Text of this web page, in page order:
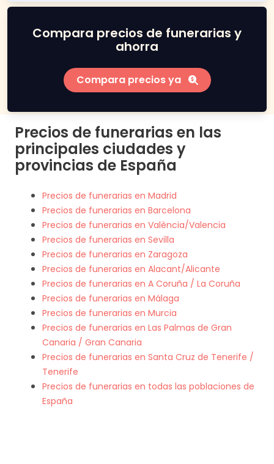
Compara precios de funerarias y
ahorra
Compara precios ya
Precios de funerarias en las
principales ciudades y
provincias de España
Precios de funerarias en Madrid
Precios de funerarias en Barcelona
Precios de funerarias en València/Valencia
Precios de funerarias en Sevilla
Precios de funerarias en Zaragoza
Precios de funerarias en Alacant/Alicante
Precios de funerarias en A Coruña / La Coruña
Precios de funerarias en Málaga
Precios de funerarias en Murcia
Precios de funerarias en Las Palmas de Gran
Canaria / Gran Canaria
Precios de funerarias en Santa Cruz de Tenerife /
Tenerife
Precios de funerarias en todas las poblaciones de
España